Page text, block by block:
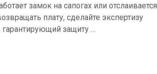
замок на сапогах или отслаивается
плату, сделайте экспертизу
защиту …